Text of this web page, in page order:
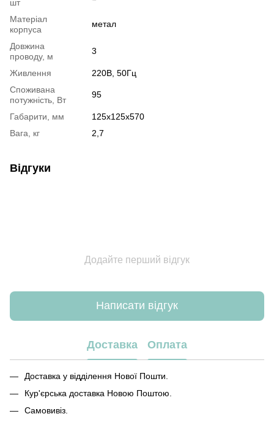
шт
Матеріал
корпуса
метал
Довжина
проводу, м
3
Живлення
220В, 50Гц
Споживана
потужність, Вт
95
Габарити, мм
125х125х570
Вага, кг
2,7
Відгуки
Додайте перший відгук
Написати відгук
Доставка Оплата
Доставка у відділення Нової Пошти.
Кур'єрська доставка Новою Поштою.
Самовивіз.